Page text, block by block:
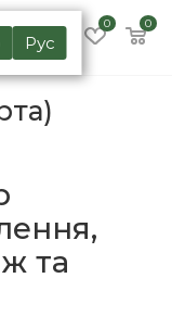
Рус
0 0
та